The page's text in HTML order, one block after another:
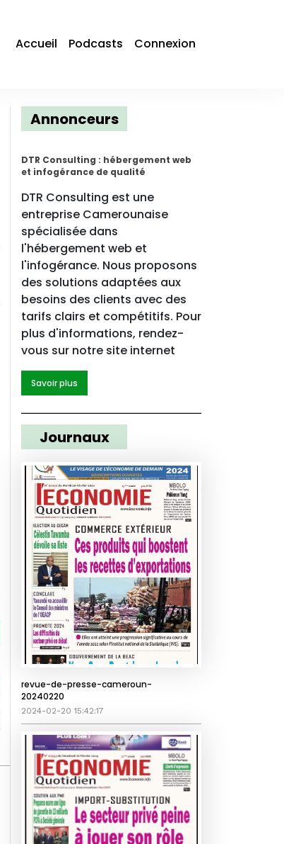
Accueil Podcasts Connexion
Annonceurs
DTR Consulting : hébergement web
et infogérance de qualité
DTR Consulting est une
entreprise Camerounaise
spécialisée dans
l'hébergement web et
l'infogérance. Nous proposons
des solutions adaptées aux
besoins des clients avec des
tarifs clairs et compétitifs. Pour
plus d'informations, rendez-
vous sur notre site internet
Savoir plus
Journaux
revue-de-presse-cameroun-
20240220
2024-02-20 15:42:17